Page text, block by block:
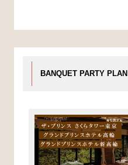
BANQUET PARTY PLAN